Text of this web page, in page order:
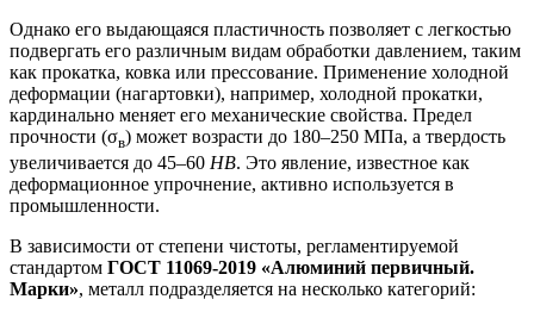
Однако его выдающаяся пластичность позволяет с легкостью
подвергать его различным видам обработки давлением, таким
как прокатка, ковка или прессование. Применение холодной
деформации (нагартовки), например, холодной прокатки,
кардинально меняет его механические свойства. Предел
прочности (σв) может возрасти до 180–250 МПа, а твердость
увеличивается до 45–60 НВ. Это явление, известное как
деформационное упрочнение, активно используется в
промышленности.
В зависимости от степени чистоты, регламентируемой
стандартом ГОСТ 11069-2019 «Алюминий первичный.
Марки», металл подразделяется на несколько категорий: